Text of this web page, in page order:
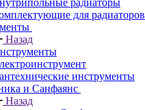
радиаторы
для радиаторов
Назад
инструменты
и Санфаянс
Назад